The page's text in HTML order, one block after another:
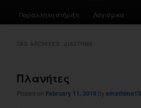
Παράλληλη στήριξη Λογισμικά
TAG ARCHIVES:ΔΙΆΣΤΗΜΑ
Πλανήτες
Posted on February 11, 2018 byemathima13